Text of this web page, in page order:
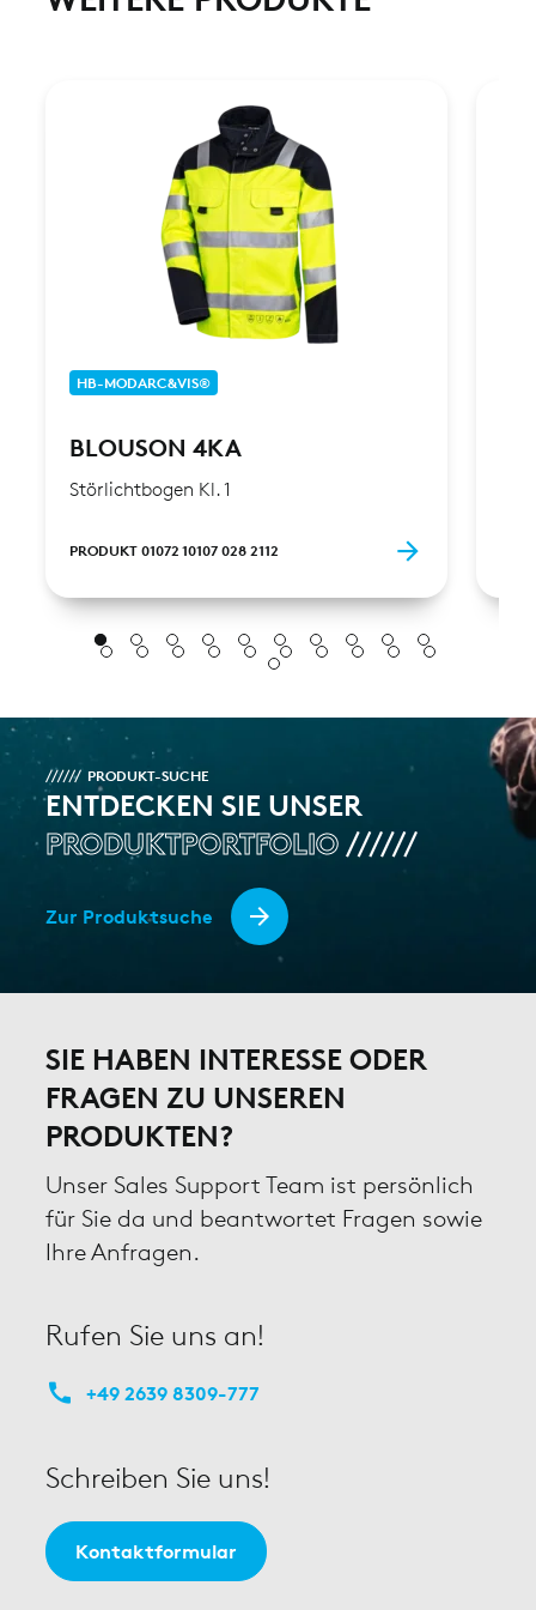
HB-MODARC&VIS®
BLOUSON 4KA
Störlichtbogen Kl. 1
PRODUKT 01072 10107 028 2112
PRODUKT-SUCHE
ENTDECKEN SIE UNSER
PRODUKTPORTFOLIO
Zur Produktsuche
SIE HABEN INTERESSE ODER
FRAGEN ZU UNSEREN
PRODUKTEN?
Unser Sales Support Team ist persönlich
für Sie da und beantwortet Fragen sowie
Ihre Anfragen.
Rufen Sie uns an!
+49 2639 8309-777
Schreiben Sie uns!
Kontaktformular